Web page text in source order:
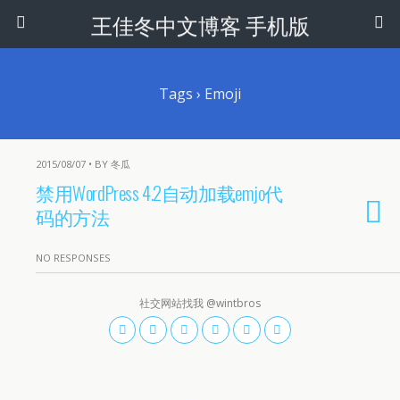
王佳冬中文博客 手机版
Tags › Emoji
2015/08/07 • BY 冬瓜
禁用WordPress 4.2自动加载emjo代
码的方法
NO RESPONSES
社交网站找我 @wintbros